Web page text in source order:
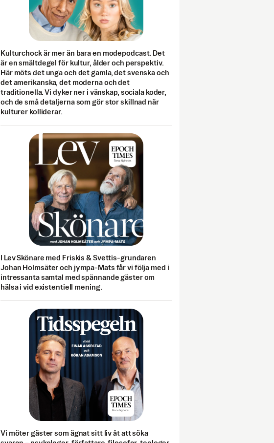
Kulturchock är mer än bara en modepodcast. Det
är en smältdegel för kultur, ålder och perspektiv.
Här möts det unga och det gamla, det svenska och
det amerikanska, det moderna och det
traditionella. Vi dyker ner i vänskap, sociala koder,
och de små detaljerna som gör stor skillnad när
kulturer kolliderar.
I Lev Skönare med Friskis & Svettis-grundaren
Johan Holmsäter och jympa-Mats får vi följa med i
intressanta samtal med spännande gäster om
hälsa i vid existentiell mening.
Vi möter gäster som ägnat sitt liv åt att söka